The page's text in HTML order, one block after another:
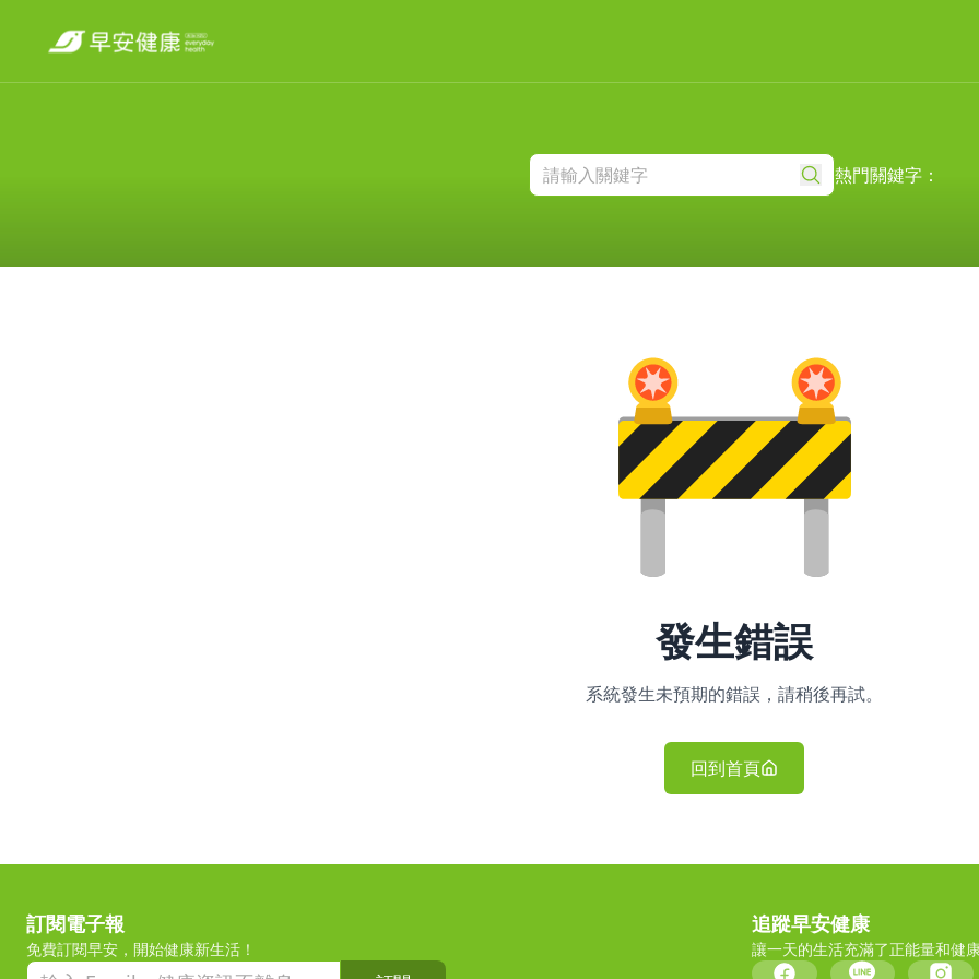
熱門關鍵字：
發生錯誤
系統發生未預期的錯誤，請稍後再試。
回到首頁
訂閱電子報
免費訂閱早安，開始健康新生活！
追蹤早安健康
讓一天的生活充滿了正能量和健